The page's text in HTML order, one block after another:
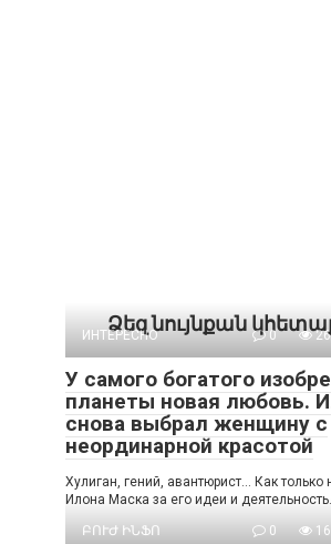
Ձեզ նույնքան
ИНТЕРЕСНО 0
У самого богатого
планеты новая любовь.
снова выбрал женщину с
неординарной красотой
Хулиган, гений, авантюрист… Как только
Илона Маска за его идеи и деятельность.
ԲՈՒԺ ԻՆՖՈ
0